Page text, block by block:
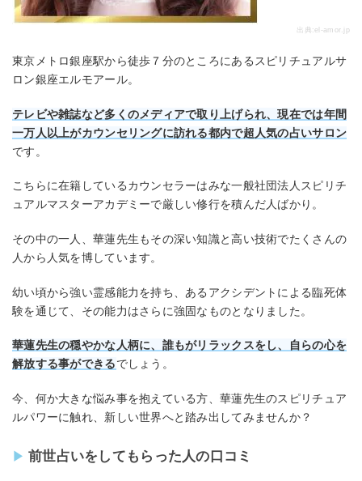
出典:el-amor.jp
東京メトロ銀座駅から徒歩７分のところにあるスピリチュアルサ
ロン銀座エルモアール。
テレビや雑誌など多くのメディアで取り上げられ、現在では年間
一万人以上がカウンセリングに訪れる都内で超人気の占いサロン
です。
こちらに在籍しているカウンセラーはみな一般社団法人スピリチ
ュアルマスターアカデミーで厳しい修行を積んだ人ばかり。
その中の一人、華蓮先生もその深い知識と高い技術でたくさんの
人から人気を博しています。
幼い頃から強い霊感能力を持ち、あるアクシデントによる臨死体
験を通じて、その能力はさらに強固なものとなりました。
華蓮先生の穏やかな人柄に、誰もがリラックスをし、自らの心を
解放する事ができるでしょう。
今、何か大きな悩み事を抱えている方、華蓮先生のスピリチュア
ルパワーに触れ、新しい世界へと踏み出してみませんか？
前世占いをしてもらった人の口コミ